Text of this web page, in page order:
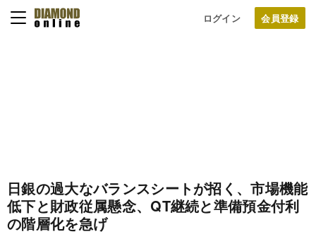
ログイン
日銀の過大なバランスシートが招く、市場機能
低下と財政従属懸念、QT継続と準備預金付利
の階層化を急げ